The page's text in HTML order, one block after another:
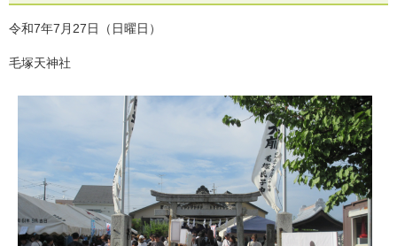
令和7年7月27日（日曜日）
毛塚天神社